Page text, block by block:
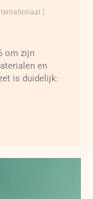
om zijn
en
is duidelijk: